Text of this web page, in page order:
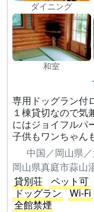
ダイニング
和室
専用ドッグラン付
１棟貸切なので気
にはジョイフルパ
子供もワンちゃん
中国／岡山県
岡山県真庭市蒜山
貸別荘
ペット可
ドッグラン
Wi-Fi
全館禁煙